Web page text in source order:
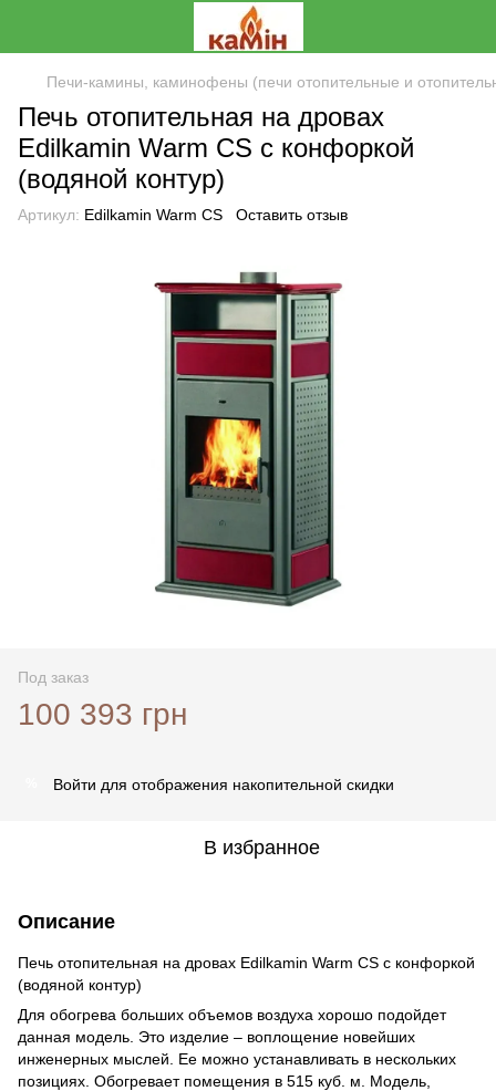
Печи-камины, каминофены (печи отопительные и
Печь отопительная на дровах
Edilkamin Warm CS с конфоркой
(водяной контур)
Артикул: Edilkamin Warm CS Оставить отзыв
Под заказ
100 393 грн
Войти для отображения накопительной скидки
В избранное
Описание
Печь отопительная на дровах Edilkamin Warm CS с конфоркой
(водяной контур)
Для обогрева больших объемов воздуха хорошо подойдет
данная модель. Это изделие – воплощение новейших
инженерных мыслей. Ее можно устанавливать в нескольких
позициях. Обогревает помещения в 515 куб. м. Модель,